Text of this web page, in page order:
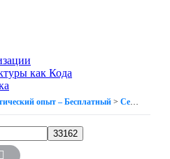
как Кода
опыт – Бесплатный Сеть в Docker